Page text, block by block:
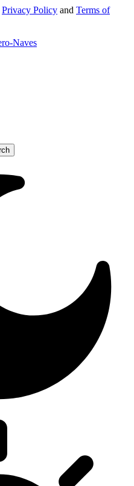
Privacy Policy and Terms of